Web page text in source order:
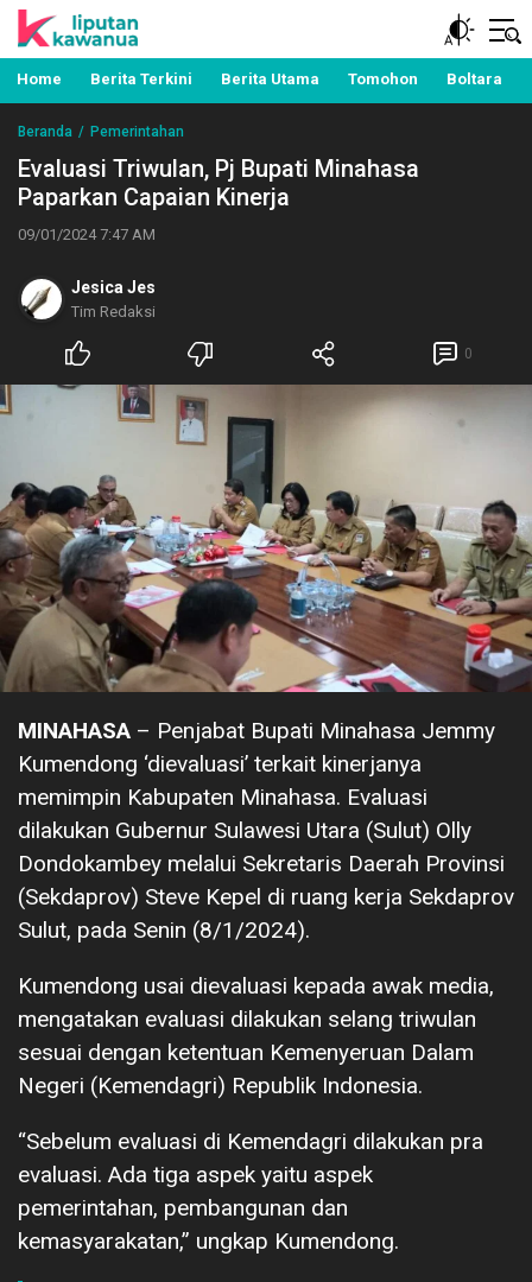
Liputan Kawanua
Berita Manado, Sulawesi Utara, Kawanua, Politik,
Pemerintahan, Hukum Kriminal dan Nasional
Home Berita Terkini Berita Utama Tomohon Boltara
Beranda Pemerintahan
Evaluasi Triwulan, Pj Bupati Minahasa
Paparkan Capaian Kinerja
09/01/2024 7:47 AM
Jesica Jes
Tim Redaksi
0
MINAHASA – Penjabat Bupati Minahasa Jemmy
Kumendong ‘dievaluasi’ terkait kinerjanya
memimpin Kabupaten Minahasa. Evaluasi
dilakukan Gubernur Sulawesi Utara (Sulut) Olly
Dondokambey melalui Sekretaris Daerah Provinsi
(Sekdaprov) Steve Kepel di ruang kerja Sekdaprov
Sulut, pada Senin (8/1/2024).
Kumendong usai dievaluasi kepada awak media,
mengatakan evaluasi dilakukan selang triwulan
sesuai dengan ketentuan Kemenyeruan Dalam
Negeri (Kemendagri) Republik Indonesia.
“Sebelum evaluasi di Kemendagri dilakukan pra
evaluasi. Ada tiga aspek yaitu aspek
pemerintahan, pembangunan dan
kemasyarakatan,” ungkap Kumendong.